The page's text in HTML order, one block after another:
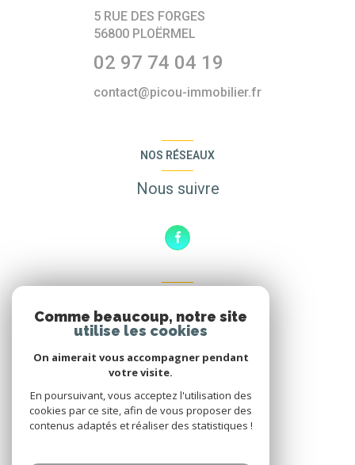
5 RUE DES FORGES
56800 PLOËRMEL
02 97 74 04 19
contact@picou-immobilier.fr
NOS RÉSEAUX
Nous suivre
Nous adhérons
Comme beaucoup, notre site
utilise les cookies
On aimerait vous accompagner pendant
votre visite.
En poursuivant, vous acceptez l'utilisation des
cookies par ce site, afin de vous proposer des
contenus adaptés et réaliser des statistiques !